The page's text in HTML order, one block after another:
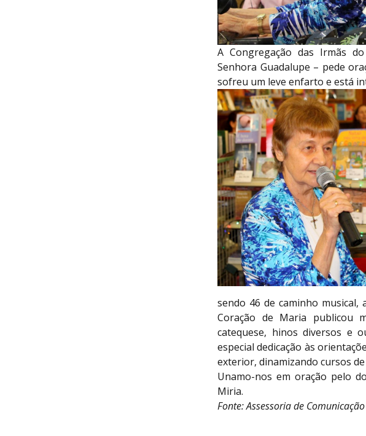
A Congregação das Irmãs
Senhora Guadalupe – pede
sofreu um leve enfarto e está
sendo 46 de caminho musical,
Coração de Maria publicou
catequese, hinos diversos e
especial dedicação às
exterior, dinamizando cursos
Unamo-nos em oração pelo
Miria.
Fonte: Assessoria de Comunicação